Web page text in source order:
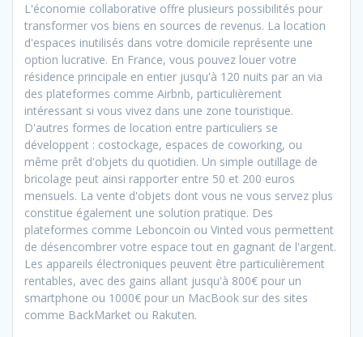
L'économie collaborative offre plusieurs possibilités pour
transformer vos biens en sources de revenus. La location
d'espaces inutilisés dans votre domicile représente une
option lucrative. En France, vous pouvez louer votre
résidence principale en entier jusqu'à 120 nuits par an via
des plateformes comme Airbnb, particulièrement
intéressant si vous vivez dans une zone touristique.
D'autres formes de location entre particuliers se
développent : costockage, espaces de coworking, ou
même prêt d'objets du quotidien. Un simple outillage de
bricolage peut ainsi rapporter entre 50 et 200 euros
mensuels. La vente d'objets dont vous ne vous servez plus
constitue également une solution pratique. Des
plateformes comme Leboncoin ou Vinted vous permettent
de désencombrer votre espace tout en gagnant de l'argent.
Les appareils électroniques peuvent être particulièrement
rentables, avec des gains allant jusqu'à 800€ pour un
smartphone ou 1000€ pour un MacBook sur des sites
comme BackMarket ou Rakuten.